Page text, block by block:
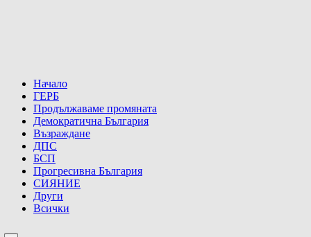
Начало
ГЕРБ
Продължаваме промяната
Демократична България
Възраждане
ДПС
БСП
Прогресивна България
СИЯНИЕ
Други
Всички